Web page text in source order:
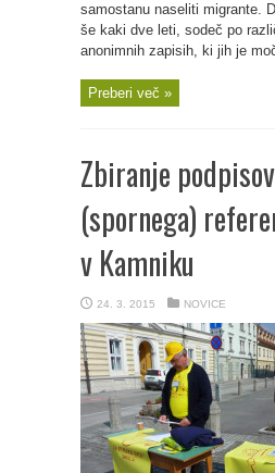
samostanu naseliti migrante.
še kaki dve leti, sodeč po
anonimnih zapisih, ki jih je
Preberi več »
Zbiranje
(spornega)
v Kamniku
24. 3. 2015 NOVICE